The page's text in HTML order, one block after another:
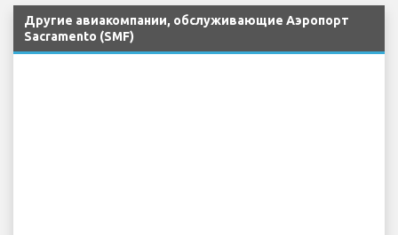
Другие авиакомпании, обслуживающие Аэропорт
Sacramento (SMF)